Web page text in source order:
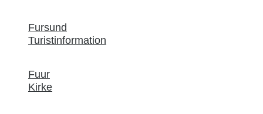
Fursund
Turistinformation
Fuur
Kirke